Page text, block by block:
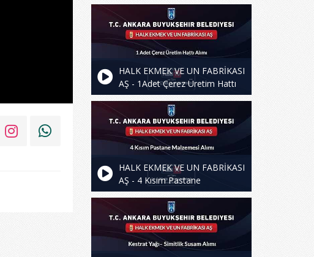
HALK EKMEK VE UN FABRİKASI
AŞ - 1Adet Çerez Üretim Hattı
Alımı
HALK EKMEK VE UN FABRİKASI
AŞ - 4 Kısım Pastane
Malzemesi Alımı